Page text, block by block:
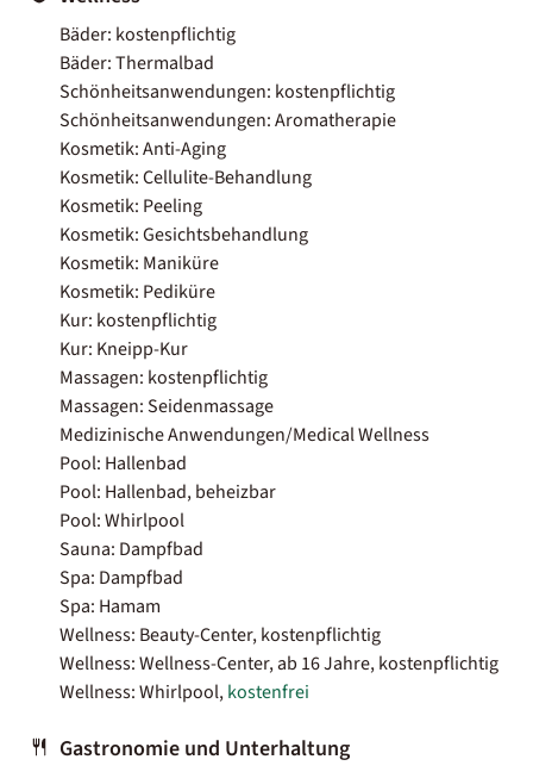
Bäder: kostenpflichtig
Bäder: Thermalbad
Schönheitsanwendungen: kostenpflichtig
Schönheitsanwendungen: Aromatherapie
Kosmetik: Anti-Aging
Kosmetik: Cellulite-Behandlung
Kosmetik: Peeling
Kosmetik: Gesichtsbehandlung
Kosmetik: Maniküre
Kosmetik: Pediküre
Kur: kostenpflichtig
Kur: Kneipp-Kur
Massagen: kostenpflichtig
Massagen: Seidenmassage
Medizinische Anwendungen/Medical Wellness
Pool: Hallenbad
Pool: Hallenbad, beheizbar
Pool: Whirlpool
Sauna: Dampfbad
Spa: Dampfbad
Spa: Hamam
Wellness: Beauty-Center, kostenpflichtig
Wellness: Wellness-Center, ab 16 Jahre, kostenpflichtig
Wellness: Whirlpool,kostenfrei
Gastronomie und Unterhaltung